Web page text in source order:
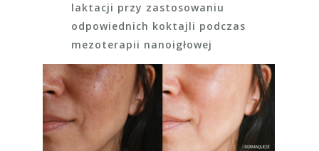
laktacji przy zastosowaniu
odpowiednich koktajli podczas
mezoterapii nanoigłowej